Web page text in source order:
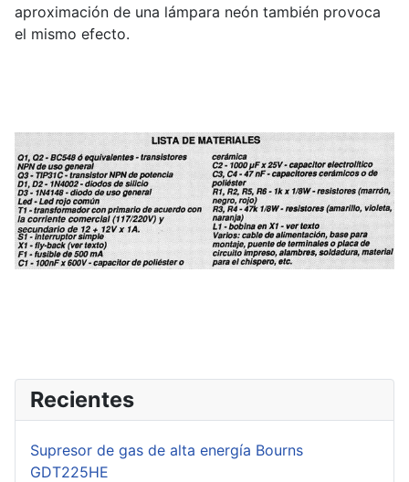
aproximación de una lámpara neón también provoca
el mismo efecto.
Recientes
Supresor de gas de alta energía Bourns
GDT225HE